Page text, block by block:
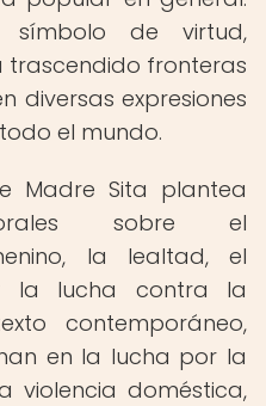
símbolo de virtud,
trascendido fronteras
diversas expresiones
el mundo.
Madre Sita plantea
sobre el
la lealtad, el
la lucha contra la
contemporáneo,
en la lucha por la
violencia doméstica,